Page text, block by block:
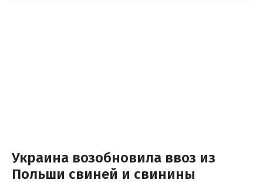
Украина возобновила ввоз из
Польши свиней и свинины